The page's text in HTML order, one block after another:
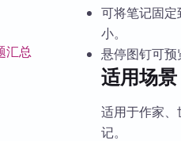
汇总
可将笔记固
小。
悬停图钉可预
适用场景
适用于作家
记。